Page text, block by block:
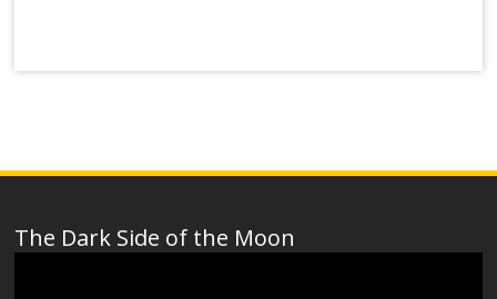
The Dark Side of the Moon